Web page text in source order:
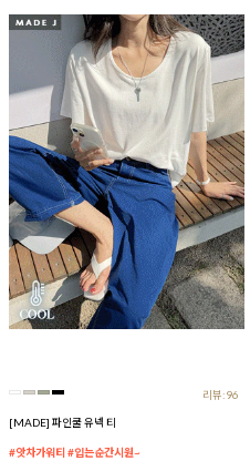
리뷰:96
[MADE] 파인쿨 유넥 티
#앗차가워티 #입는순간시원~